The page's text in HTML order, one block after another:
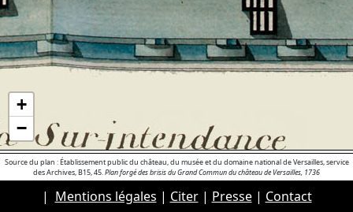
+
−
Source du plan : Établissement public du château, du musée et du domaine national de Versailles, service
des Archives, B15, 45.Plan forgé des brisis du Grand Commun du château de Versailles, 1736
| Mentions légales | Citer| Presse| Contact